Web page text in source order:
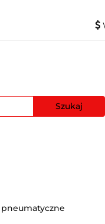
pneumatyczne